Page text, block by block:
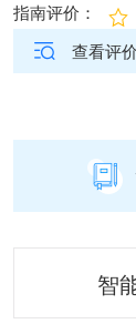
指南评价：
查看评
智